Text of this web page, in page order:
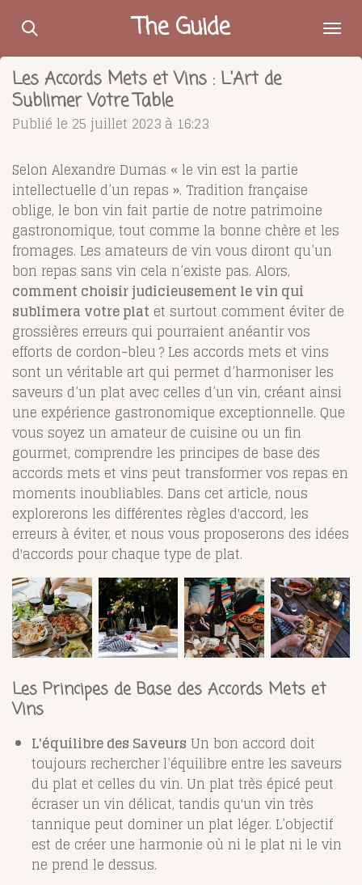
Passer
contenu
principal
The Guide
Les Accords Mets et Vins : L'Art de
Sublimer Votre Table
Publié le 25 juillet 2023 à 16:23
Selon Alexandre Dumas « le vin est la partie
intellectuelle d’un repas ». Tradition française
oblige, le bon vin fait partie de notre patrimoine
gastronomique, tout comme la bonne chère et les
fromages. Les amateurs de vin vous diront qu’un
bon repas sans vin cela n’existe pas. Alors,
comment choisir judicieusement le vin qui
sublimera votre plat et surtout comment éviter de
grossières erreurs qui pourraient anéantir vos
efforts de cordon-bleu ? Les accords mets et vins
sont un véritable art qui permet d’harmoniser les
saveurs d’un plat avec celles d’un vin, créant ainsi
une expérience gastronomique exceptionnelle. Que
vous soyez un amateur de cuisine ou un fin
gourmet, comprendre les principes de base des
accords mets et vins peut transformer vos repas en
moments inoubliables. Dans cet article, nous
explorerons les différentes règles d'accord, les
erreurs à éviter, et nous vous proposerons des idées
d'accords pour chaque type de plat.
Les Principes de Base des Accords Mets et
Vins
L'équilibre des Saveurs Un bon accord doit
toujours rechercher l’équilibre entre les saveurs
du plat et celles du vin. Un plat très épicé peut
écraser un vin délicat, tandis qu'un vin très
tannique peut dominer un plat léger. L’objectif
est de créer une harmonie où ni le plat ni le vin
ne prend le dessus.